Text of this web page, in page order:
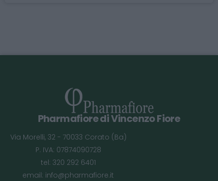
Pharmafiore di Vincenzo Fiore
Via Morelli, 32 - 70033 Corato (Ba)
P. IVA: 07874090728
tel: 320 292 6401
email: info@pharmafiore.it